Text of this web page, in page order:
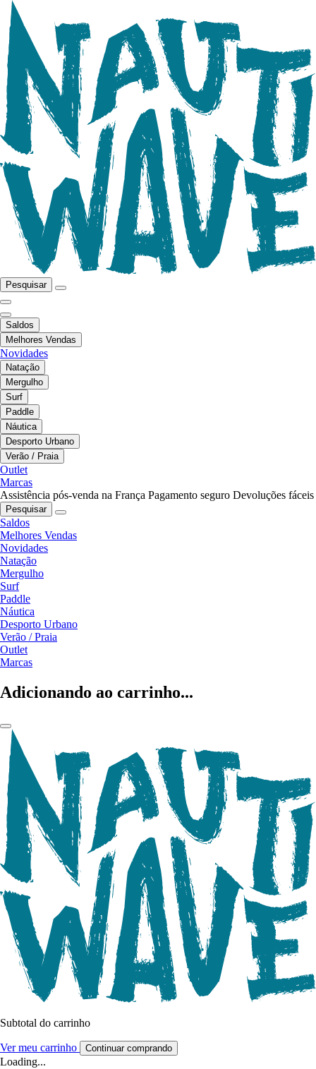
Pesquisar
Saldos
Melhores Vendas
Novidades
Natação
Mergulho
Surf
Paddle
Náutica
Desporto Urbano
Verão / Praia
Outlet
Marcas
Assistência pós-venda na França Pagamento seguro Devoluções fáceis
Pesquisar
Saldos
Melhores Vendas
Novidades
Natação
Mergulho
Surf
Paddle
Náutica
Desporto Urbano
Verão / Praia
Outlet
Marcas
Adicionando ao carrinho...
Subtotal do carrinho
Ver meu carrinho Continuar comprando
Loading...